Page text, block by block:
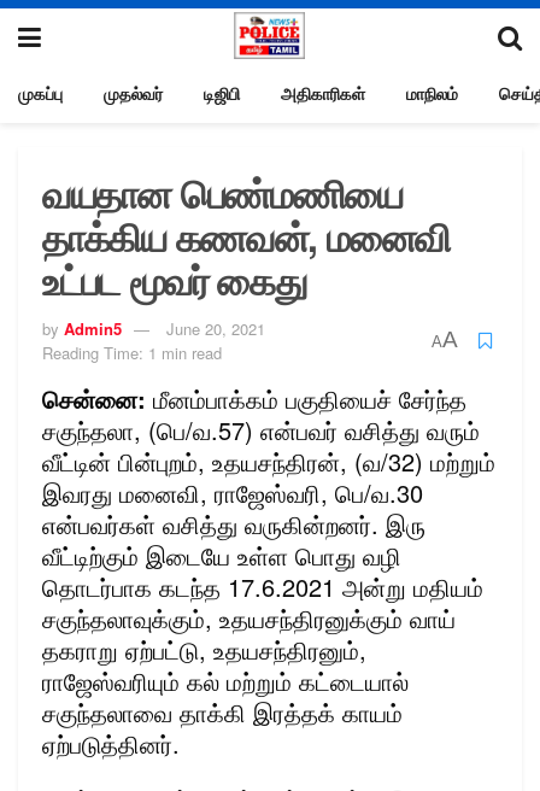
முகப்பு முதல்வர் டிஜிபி அதிகாரிகள் மாநிலம்
வயதான பெண்மணியை
தாக்கிய கணவன், மனைவி
உட்பட மூவர் கைது
by Admin5
June 20, 2021
Reading Time: 1 min read
AA
சென்னை: மீனம்பாக்கம் பகுதியைச் சேர்ந்த
சகுந்தலா, (பெ/வ.57) என்பவர் வசித்து வரும்
வீட்டின் பின்புறம், உதயசந்திரன், (வ/32) மற்றும்
இவரது மனைவி, ராஜேஸ்வரி, பெ/வ.30
என்பவர்கள் வசித்து வருகின்றனர். இரு
வீட்டிற்கும் இடையே உள்ள பொது வழி
தொடர்பாக கடந்த 17.6.2021 அன்று மதியம்
சகுந்தலாவுக்கும், உதயசந்திரனுக்கும் வாய்
தகராறு ஏற்பட்டு, உதயசந்திரனும்,
ராஜேஸ்வரியும் கல் மற்றும் கட்டையால்
சகுந்தலாவை தாக்கி இரத்தக் காயம்
ஏற்படுத்தினர்.